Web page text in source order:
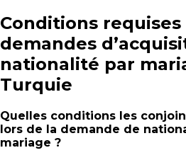
Conditions requises
demandes
nationalité par
Turquie
Quelles conditions les
lors de la demande de
mariage ?